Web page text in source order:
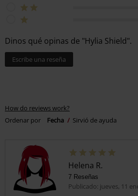
Dinos qué opinas de "Hylia Shield".
Escribe una reseña
How do reviews work?
Ordenar por
Fecha Sirvió de ayuda
Helena R.
7 Reseñas
Publicado: jueves, 11